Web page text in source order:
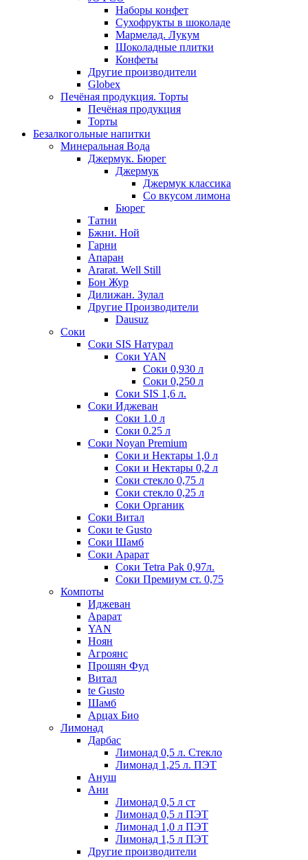
Наборы конфет
Сухофрукты в шоколаде
Мармелад. Лукум
Шоколадные плитки
Конфеты
Другие производители
Globex
Печёная продукция. Торты
Печёная продукция
Торты
Безалкогольные напитки
Минеральная Вода
Джермук. Бюрег
Джермук
Джермук классика
Со вкусом лимона
Бюрег
Татни
Бжни. Ной
Гарни
Апаран
Ararat. Well Still
Бон Жур
Дилижан. Зулал
Другие Производители
Dausuz
Соки
Соки SIS Натурал
Соки YAN
Соки 0,930 л
Соки 0,250 л
Соки SIS 1,6 л.
Соки Иджеван
Соки 1.0 л
Соки 0.25 л
Соки Noyan Premium
Соки и Нектары 1,0 л
Соки и Нектары 0,2 л
Соки стекло 0,75 л
Соки стекло 0,25 л
Соки Органик
Соки Витал
Соки te Gusto
Соки Шамб
Соки Арарат
Соки Tetra Pak 0,97л.
Соки Премиум ст. 0,75
Компоты
Иджеван
Арарат
YAN
Ноян
Агроянс
Прошян Фуд
Витал
te Gusto
Шамб
Арцах Био
Лимонад
Дарбас
Лимонад 0,5 л. Стекло
Лимонад 1,25 л. ПЭТ
Ануш
Ани
Лимонад 0,5 л ст
Лимонад 0,5 л ПЭТ
Лимонад 1,0 л ПЭТ
Лимонад 1,5 л ПЭТ
Другие производители